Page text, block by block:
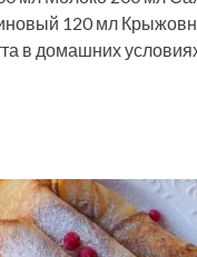
120 мл
в домашних